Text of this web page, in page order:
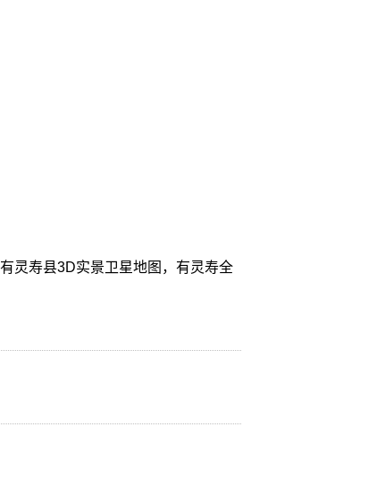
灵寿县3D实景卫星地图，有灵寿全